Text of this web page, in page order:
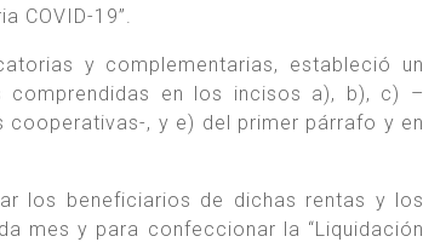
COVID-19”.
y complementarias, estableció un
en los incisos a), b), c) –
, y e) del primer párrafo y en
los beneficiarios de dichas rentas y los
mes y para confeccionar la “Liquidación